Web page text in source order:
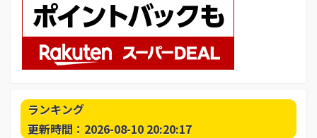
ランキング
更新時間：2026-08-10 20:20:17